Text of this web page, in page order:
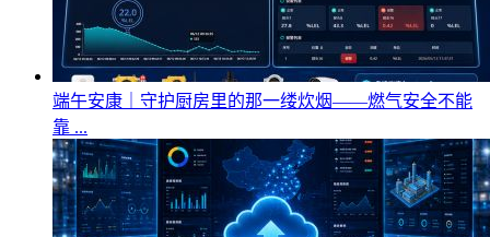
端午安康｜守护厨房里的那一缕炊烟——燃气安全不能
靠 ...